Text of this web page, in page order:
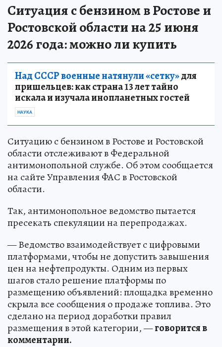
Ситуация с бензином в Ростове и
Ростовской области на 25 июня
2026 года: можно ли купить
Над СССР военные натянули «сетку»для
пришельцев: как страна 13 лет тайно
искала и изучала инопланетных гостей
НАУКА
Ситуацию с бензином в Ростове и Ростовской
области отслеживают в Федеральной
антимонопольной службе. Об этом сообщается
на сайте Управления ФАС в Ростовской
области.
Так, антимонопольное ведомство пытается
пресекать спекуляции на перепродажах.
— Ведомство взаимодействует с цифровыми
платформами, чтобы не допустить завышения
цен на нефтепродукты. Одним из первых
шагов стало решение платформы по
размещению объявлений: площадка временно
скрыла все сообщения о продаже топлива. Это
сделано на период доработки правил
размещения в этой категории, —говорится в
комментарии.